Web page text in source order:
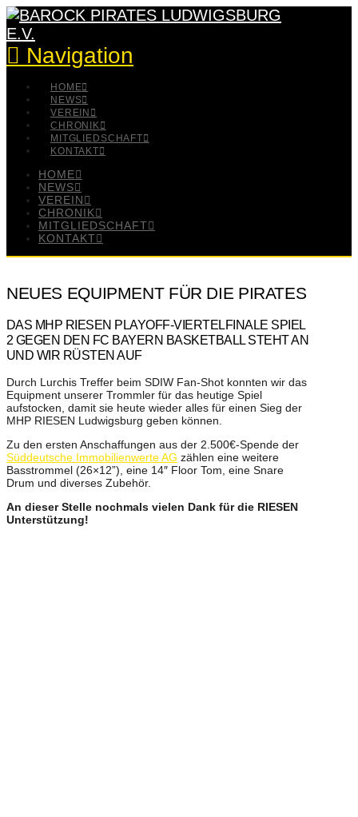
Navigation
HOME
NEWS
VEREIN
CHRONIK
MITGLIEDSCHAFT
KONTAKT
HOME
NEWS
VEREIN
CHRONIK
MITGLIEDSCHAFT
KONTAKT
NEUES EQUIPMENT FÜR DIE PIRATES
DAS MHP RIESEN PLAYOFF-VIERTELFINALE SPIEL
2 GEGEN DEN FC BAYERN BASKETBALL STEHT AN
UND WIR RÜSTEN AUF
Durch Lurchis Treffer beim SDIW Fan-Shot konnten wir das
Equipment unserer Trommler für das heutige Spiel
aufstocken, damit sie heute wieder alles für einen Sieg der
MHP RIESEN Ludwigsburg geben können.
Zu den ersten Anschaffungen aus der 2.500€-Spende der
Süddeutsche Immobilienwerte AG zählen eine weitere
Basstrommel (26×12”), eine 14″ Floor Tom, eine Snare
Drum und diverses Zubehör.
An dieser Stelle nochmals vielen Dank für die RIESEN
Unterstützung!